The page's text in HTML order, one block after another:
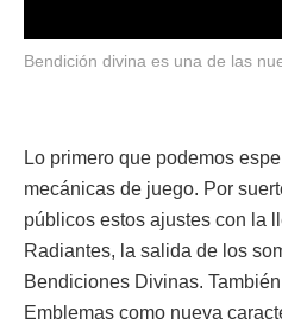
Bendición divina es una de las
Lo primero que podemos
mecánicas de juego. Por
públicos estos ajustes con la
Radiantes, la salida de los
Bendiciones Divinas.
Emblemas como nueva